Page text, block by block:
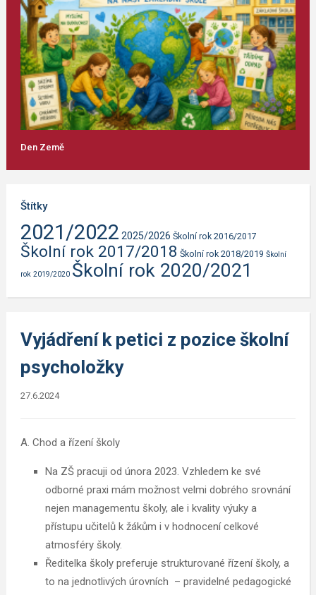
Den Země
Štítky
2021/2022 2025/2026 Školní rok 2016/2017
Školní rok 2017/2018 Školní rok 2018/2019 Školní
rok 2019/2020 Školní rok 2020/2021
Vyjádření k petici z pozice školní
psycholožky
27.6.2024
A. Chod a řízení školy
Na ZŠ pracuji od února 2023. Vzhledem ke své
odborné praxi mám možnost velmi dobrého srovnání
nejen managementu školy, ale i kvality výuky a
přístupu učitelů k žákům i v hodnocení celkové
atmosféry školy.
Ředitelka školy preferuje strukturované řízení školy, a
to na jednotlivých úrovních – pravidelné pedagogické